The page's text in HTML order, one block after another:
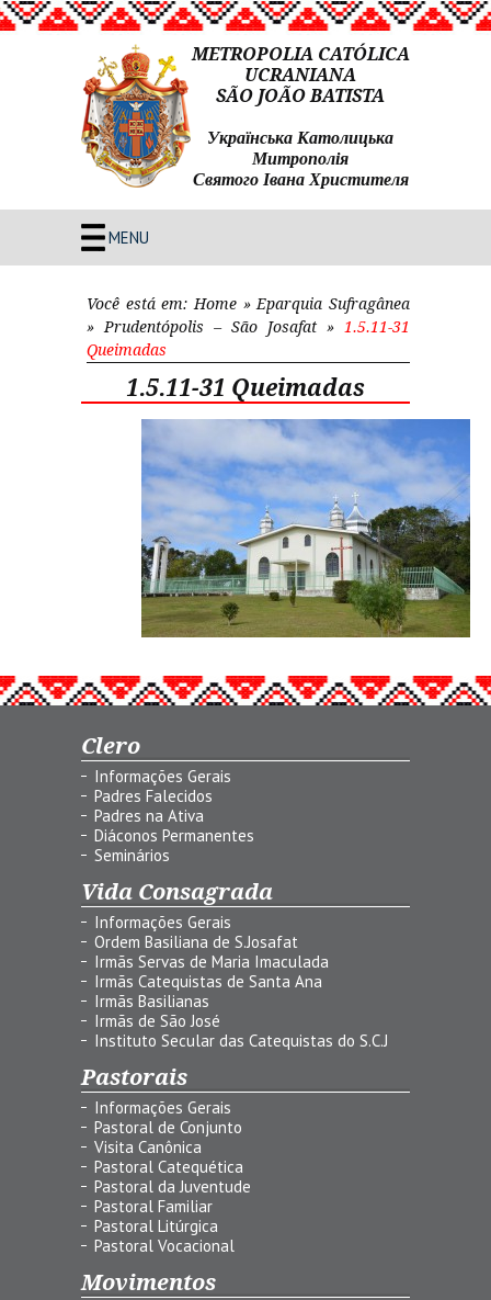
METROPOLIA CATÓLICA
UCRANIANA
SÃO JOÃO BATISTA
Українська Католицька
Митрополія
Святого Івана Христителя
MENU
Você está em: Home » Eparquia Sufragânea
» Prudentópolis – São Josafat » 1.5.11-31
Queimadas
1.5.11-31 Queimadas
Clero
Informações Gerais
Padres Falecidos
Padres na Ativa
Diáconos Permanentes
Seminários
Vida Consagrada
Informações Gerais
Ordem Basiliana de S.Josafat
Irmãs Servas de Maria Imaculada
Irmãs Catequistas de Santa Ana
Irmãs Basilianas
Irmãs de São José
Instituto Secular das Catequistas do S.C.J
Pastorais
Informações Gerais
Pastoral de Conjunto
Visita Canônica
Pastoral Catequética
Pastoral da Juventude
Pastoral Familiar
Pastoral Litúrgica
Pastoral Vocacional
Movimentos